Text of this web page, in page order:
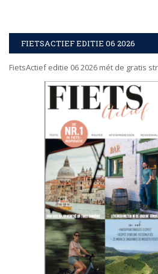
FIETSACTIEF EDITIE 06 2026
FietsActief editie 06 2026 mét de gratis